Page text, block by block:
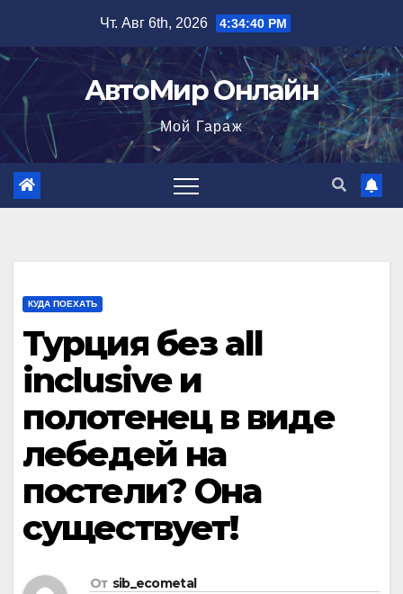
содержимому
Чт. Авг 6th, 2026 4:34:42 PM
АвтоМир Онлайн
Мой Гараж
КУДА ПОЕХАТЬ
Турция без all
inclusive и
полотенец в виде
лебедей на
постели? Она
существует!
От sib_ecometal